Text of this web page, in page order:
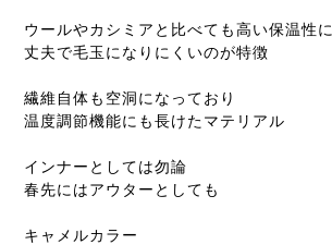
ウールやカシミアと比べても高い保温性に
丈夫で毛玉になりにくいのが特徴
繊維自体も空洞になっており
温度調節機能にも長けたマテリアル
インナーとしては勿論
春先にはアウターとしても
キャメルカラー